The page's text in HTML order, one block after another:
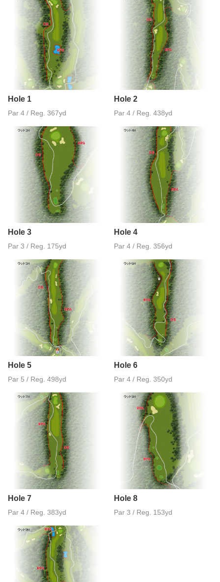
Hole 1
Par 4 / Reg. 367yd
Hole 2
Par 4 / Reg. 438yd
Hole 3
Par 3 / Reg. 175yd
Hole 4
Par 4 / Reg. 356yd
Hole 5
Par 5 / Reg. 498yd
Hole 6
Par 4 / Reg. 350yd
Hole 7
Par 4 / Reg. 383yd
Hole 8
Par 3 / Reg. 153yd